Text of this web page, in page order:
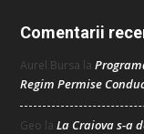
Comentarii
Aurel Bursa la
Regim Permise
Geo la La Craiova s-a